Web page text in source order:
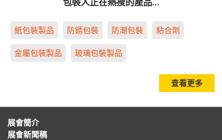
紙包裝製品 防銹包裝 防潮包裝 粘合劑
金屬包裝製品 玻璃包裝製品
查看更多
展會簡介
展會新聞稿